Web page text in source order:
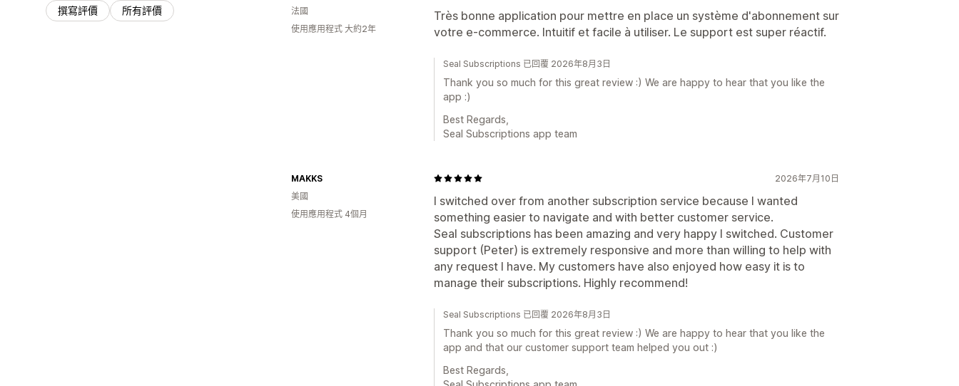
撰寫評價 所有評價
Très bonne application pour mettre en place un système d'abonnement sur
votre e-commerce. Intuitif et facile à utiliser. Le support est super réactif.
法國
使用應用程式 大約2年
Seal Subscriptions 已回覆 2026年8月3日
Thank you so much for this great review :) We are happy to hear that you like the
app :)
Best Regards,
Seal Subscriptions app team
2026年7月10日
I switched over from another subscription service because I wanted
something easier to navigate and with better customer service.
Seal subscriptions has been amazing and very happy I switched. Customer
support (Peter) is extremely responsive and more than willing to help with
any request I have. My customers have also enjoyed how easy it is to
manage their subscriptions. Highly recommend!
MAKKS
美國
使用應用程式 4個月
Seal Subscriptions 已回覆 2026年8月3日
Thank you so much for this great review :) We are happy to hear that you like the
app and that our customer support team helped you out :)
Best Regards,